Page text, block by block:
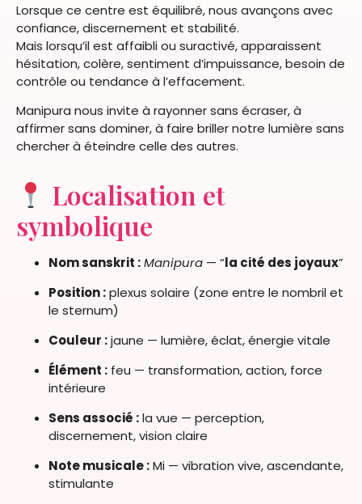
Lorsque ce centre est équilibré, nous avançons avec
confiance, discernement et stabilité.
Mais lorsqu’il est affaibli ou suractivé, apparaissent
hésitation, colère, sentiment d’impuissance, besoin de
contrôle ou tendance à l’effacement.
Manipura nous invite à rayonner sans écraser, à
affirmer sans dominer, à faire briller notre lumière sans
chercher à éteindre celle des autres.
Localisation et
symbolique
Nom sanskrit :Manipura — “la cité des joyaux”
Position :plexus solaire (zone entre le nombril et
le sternum)
Couleur :jaune — lumière, éclat, énergie vitale
Élément : feu — transformation, action, force
intérieure
Sens associé :la vue — perception,
discernement, vision claire
Note musicale :Mi — vibration vive, ascendante,
stimulante